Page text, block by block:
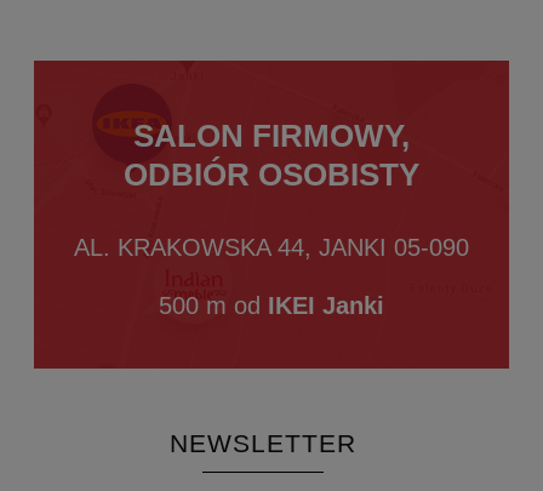
SALON FIRMOWY,
ODBIÓR OSOBISTY
AL. KRAKOWSKA 44, JANKI 05-090
500 m od IKEI Janki
NEWSLETTER